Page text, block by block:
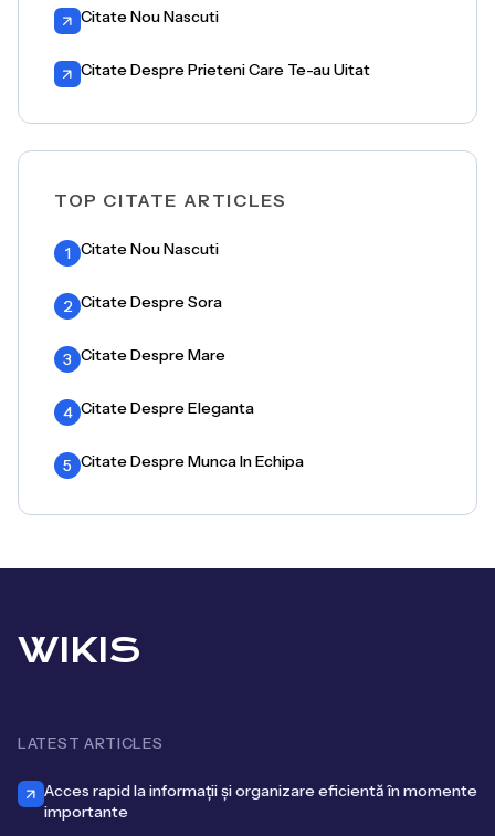
Citate Nou Nascuti
Citate Despre Prieteni Care Te-au Uitat
TOP CITATE ARTICLES
1 Citate Nou Nascuti
2 Citate Despre Sora
3 Citate Despre Mare
4 Citate Despre Eleganta
5 Citate Despre Munca In Echipa
WIKIS
LATEST ARTICLES
Acces rapid la informații și organizare eficientă în momente
importante